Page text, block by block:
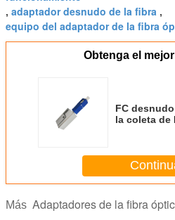
, adaptador desnudo de la fibra ,
equipo del adaptador de la fibra
Obtenga el
FC
la coleta de
Más Adaptadores de la fibra